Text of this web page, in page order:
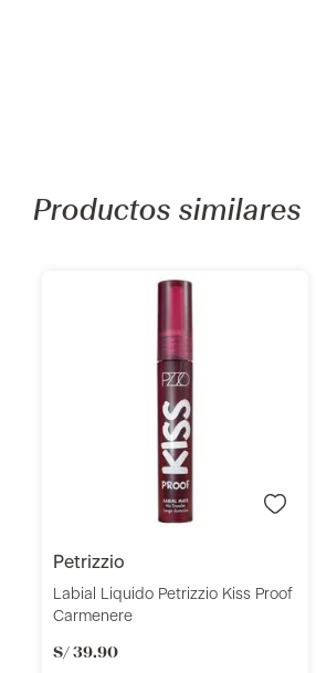
Productos similares
Añadir
petrizzio